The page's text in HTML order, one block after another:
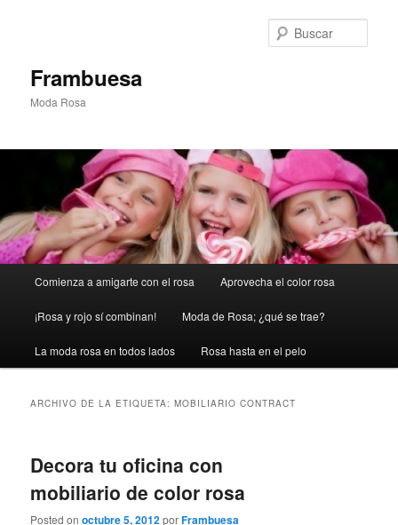
Frambuesa
Moda Rosa
principal
Comienza a amigarte con el rosa Aprovecha el color rosa
¡Rosa y rojo sí combinan! Moda de Rosa; ¿qué se trae?
La moda rosa en todos lados Rosa hasta en el pelo
ARCHIVO DE LA ETIQUETA:MOBILIARIO CONTRACT
Decora tu oficina con
mobiliario de color rosa
Posted onoctubre 5, 2012porFrambuesa